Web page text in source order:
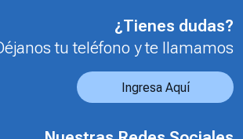
¿Tienes dudas?
tu teléfono y te llamamos
Ingresa Aquí